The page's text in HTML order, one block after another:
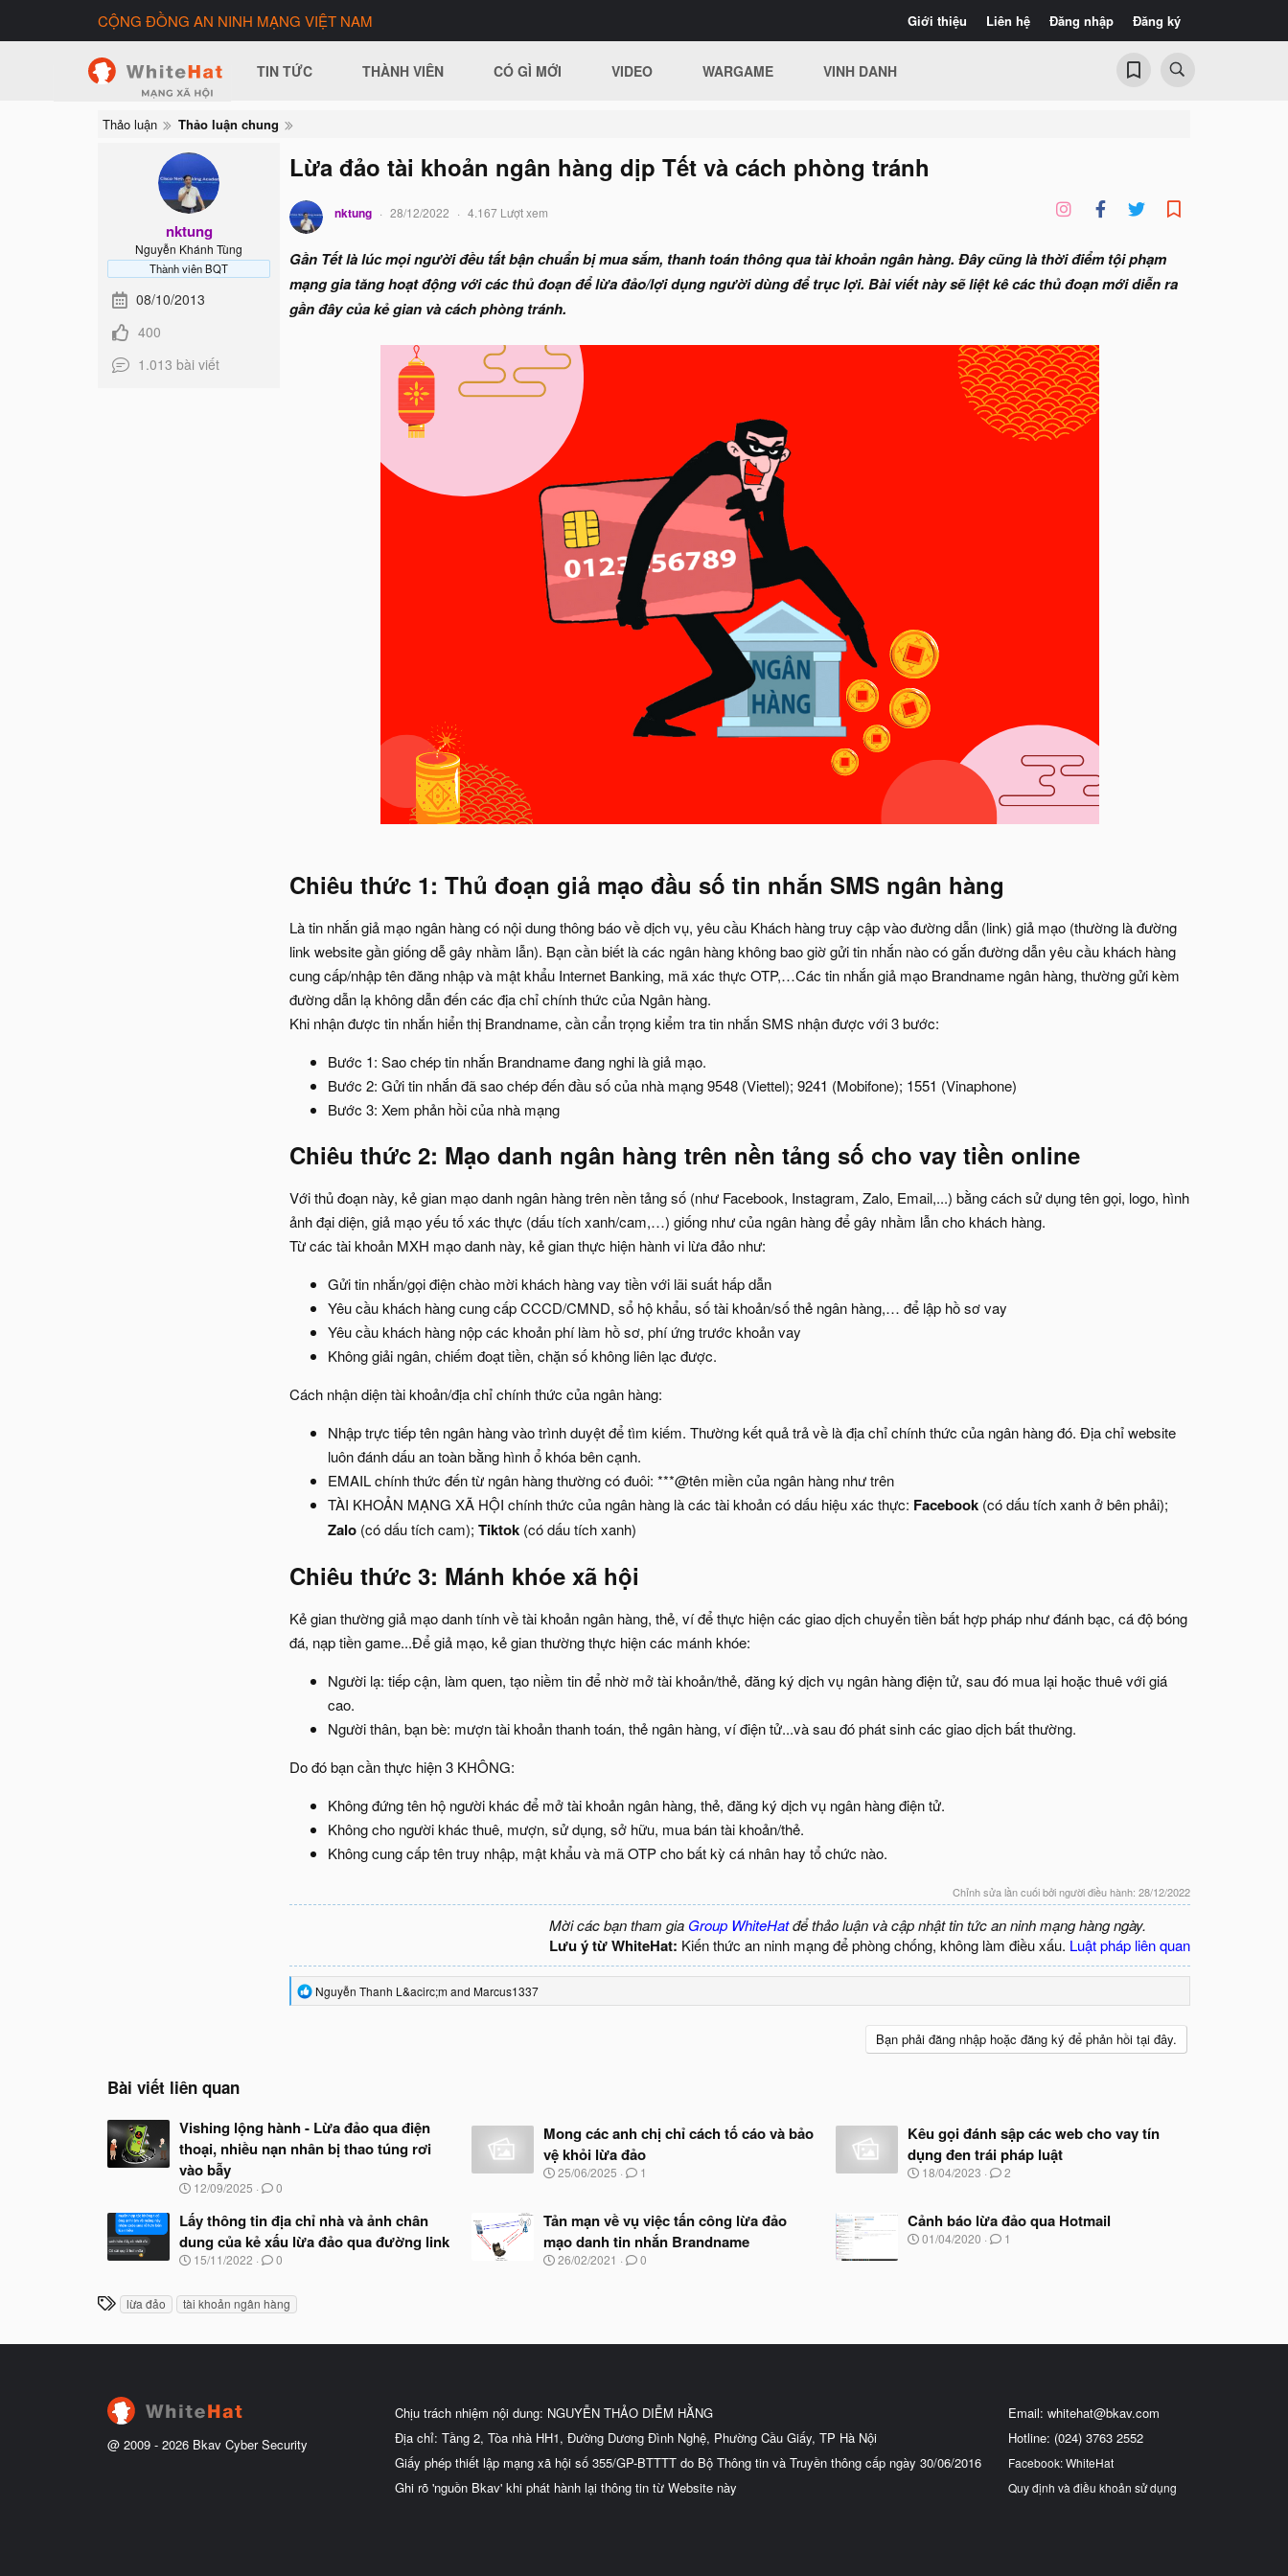
Giới thiệu Liên hệ Đăng nhập Đăng ký
CỘNG ĐỒNG AN NINH MẠNG VIỆT NAM
TIN TỨC THÀNH VIÊN CÓ GÌ MỚI VIDEO WARGAME VINH DANH
Thảo luận Thảo luận chung
nktung
Nguyễn Khánh Tùng
Thành viên BQT
08/10/2013
400
1.013 bài viết
Lừa đảo tài khoản ngân hàng dịp Tết và cách phòng tránh
nktung 28/12/2022 4.167 Lượt xem
Gần Tết là lúc mọi người đều tất bận chuẩn bị mua sắm, thanh toán thông qua tài khoản ngân hàng. Đây cũng là thời điểm tội phạm
mạng gia tăng hoạt động với các thủ đoạn để lừa đảo/lợi dụng người dùng để trục lợi. Bài viết này sẽ liệt kê các thủ đoạn mới diễn ra
gần đây của kẻ gian và cách phòng tránh.
Chiêu thức 1: Thủ đoạn giả mạo đầu số tin nhắn SMS ngân hàng
Là tin nhắn giả mạo ngân hàng có nội dung thông báo về dịch vụ, yêu cầu Khách hàng truy cập vào đường dẫn (link) giả mạo (thường là đường
link website gần giống dễ gây nhầm lẫn). Bạn cần biết là các ngân hàng không bao giờ gửi tin nhắn nào có gắn đường dẫn yêu cầu khách hàng
cung cấp/nhập tên đăng nhập và mật khẩu Internet Banking, mã xác thực OTP,…Các tin nhắn giả mạo Brandname ngân hàng, thường gửi kèm
đường dẫn lạ không dẫn đến các địa chỉ chính thức của Ngân hàng.
Khi nhận được tin nhắn hiển thị Brandname, cần cẩn trọng kiểm tra tin nhắn SMS nhận được với 3 bước:
Bước 1: Sao chép tin nhắn Brandname đang nghi là giả mạo.
Bước 2: Gửi tin nhắn đã sao chép đến đầu số của nhà mạng 9548 (Viettel); 9241 (Mobifone); 1551 (Vinaphone)
Bước 3: Xem phản hồi của nhà mạng
Chiêu thức 2: Mạo danh ngân hàng trên nền tảng số cho vay tiền online
Với thủ đoạn này, kẻ gian mạo danh ngân hàng trên nền tảng số (như Facebook, Instagram, Zalo, Email,...) bằng cách sử dụng tên gọi, logo, hình
ảnh đại diện, giả mạo yếu tố xác thực (dấu tích xanh/cam,…) giống như của ngân hàng để gây nhầm lẫn cho khách hàng.
Từ các tài khoản MXH mạo danh này, kẻ gian thực hiện hành vi lừa đảo như:
Gửi tin nhắn/gọi điện chào mời khách hàng vay tiền với lãi suất hấp dẫn
Yêu cầu khách hàng cung cấp CCCD/CMND, sổ hộ khẩu, số tài khoản/số thẻ ngân hàng,… để lập hồ sơ vay
Yêu cầu khách hàng nộp các khoản phí làm hồ sơ, phí ứng trước khoản vay
Không giải ngân, chiếm đoạt tiền, chặn số không liên lạc được.
Cách nhận diện tài khoản/địa chỉ chính thức của ngân hàng:
Nhập trực tiếp tên ngân hàng vào trình duyệt để tìm kiếm. Thường kết quả trả về là địa chỉ chính thức của ngân hàng đó. Địa chỉ website
luôn đánh dấu an toàn bằng hình ổ khóa bên cạnh.
EMAIL chính thức đến từ ngân hàng thường có đuôi: ***@tên miền của ngân hàng như trên
TÀI KHOẢN MẠNG XÃ HỘI chính thức của ngân hàng là các tài khoản có dấu hiệu xác thực: Facebook (có dấu tích xanh ở bên phải);
Zalo (có dấu tích cam); Tiktok (có dấu tích xanh)
Chiêu thức 3: Mánh khóe xã hội​
Kẻ gian thường giả mạo danh tính về tài khoản ngân hàng, thẻ, ví để thực hiện các giao dịch chuyển tiền bất hợp pháp như đánh bạc, cá độ bóng
đá, nạp tiền game...Để giả mạo, kẻ gian thường thực hiện các mánh khóe:
Người lạ: tiếp cận, làm quen, tạo niềm tin để nhờ mở tài khoản/thẻ, đăng ký dịch vụ ngân hàng điện tử, sau đó mua lại hoặc thuê với giá
cao.
Người thân, bạn bè: mượn tài khoản thanh toán, thẻ ngân hàng, ví điện tử...và sau đó phát sinh các giao dịch bất thường.
Do đó bạn cần thực hiện 3 KHÔNG:
Không đứng tên hộ người khác để mở tài khoản ngân hàng, thẻ, đăng ký dịch vụ ngân hàng điện tử.
Không cho người khác thuê, mượn, sử dụng, sở hữu, mua bán tài khoản/thẻ.
Không cung cấp tên truy nhập, mật khẩu và mã OTP cho bất kỳ cá nhân hay tổ chức nào.
Chỉnh sửa lần cuối bởi người điều hành: 28/12/2022
Mời các bạn tham gia Group WhiteHatđể thảo luận và cập nhật tin tức an ninh mạng hàng ngày.
Lưu ý từ WhiteHat: Kiến thức an ninh mạng để phòng chống, không làm điều xấu. Luật pháp liên quan
R
e
:
Nguyễn Thanh L&acirc;mand Marcus1337
Bạn phải đăng nhập hoặc đăng ký để phản hồi tại đây.
Bài viết liên quan
Vishing lộng hành - Lừa đảo qua điện
thoại, nhiều nạn nhân bị thao túng rơi
vào bẫy
N
à
y
b
ắ
đ
ầ
12/09/2025 0
Mong các anh chị chỉ cách tố cáo và bảo
vệ khỏi lừa đảo
N
y
ắ
t
25/06/2025 1
Kêu gọi đánh sập các web cho vay tín
dụng đen trái pháp luật
N
y
b
ắ
18/04/2023 2
Lấy thông tin địa chỉ nhà và ảnh chân
dung của kẻ xấu lừa đảo qua đường link
N
y
15/11/2022 0
Tản mạn về vụ việc tấn công lừa đảo
mạo danh tin nhắn Brandname
N
26/02/2021 0
Cảnh báo lừa đảo qua Hotmail
N
đ
01/04/2020 1
T
ẻ
lừa đảo tài khoản ngân hàng
@ 2009 - 2026 Bkav Cyber Security
Chịu trách nhiệm nội dung: NGUYỄN THẢO DIỄM HẰNG
Địa chỉ: Tầng 2, Tòa nhà HH1, Đường Dương Đình Nghệ, Phường Cầu Giấy, TP Hà Nội
Giấy phép thiết lập mạng xã hội số 355/GP-BTTTT do Bộ Thông tin và Truyền thông cấp ngày 30/06/2016
Ghi rõ 'nguồn Bkav' khi phát hành lại thông tin từ Website này
Email: whitehat@bkav.com
Hotline: (024) 3763 2552
Facebook: WhiteHat
Quy định và điều khoản sử dụng